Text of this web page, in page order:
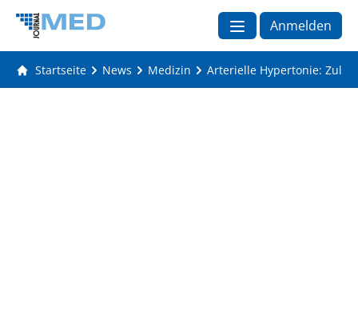
Anmelden
Startseite News Medizin Arterielle Hypertonie: